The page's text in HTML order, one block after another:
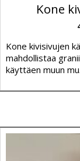
Kone
Kone kivisivujen
mahdollistaa
käyttäen muun